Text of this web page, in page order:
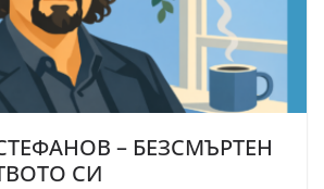
– БЕЗСМЪРТЕН
СИ